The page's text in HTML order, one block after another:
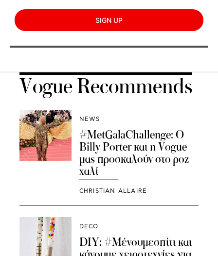
SIGN UP
Vogue Recommends
NEWS
#MetGalaChallenge: O
Billy Porter και η Vogue
μας προσκαλούν στο ροζ
χαλί
CHRISTIAN ALLAIRE
DECO
DIY: #Μένουμεσπίτι και